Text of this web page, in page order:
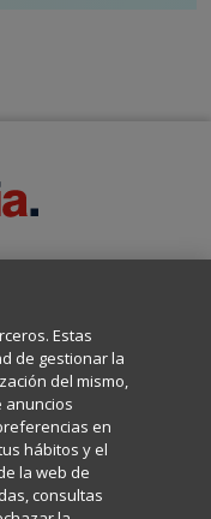
Hostalia, dirigido por
Estas
de gestionar la
del mismo,
anuncios
en
hábitos y el
la web de
consultas